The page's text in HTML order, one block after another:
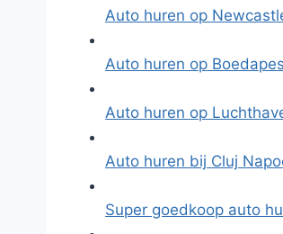
Auto huren op
Auto huren op
Auto huren op
Auto huren bij Cluj
Super goedkoop auto